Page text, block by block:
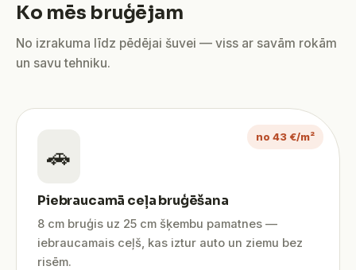
Ko mēs bruģējam
No izrakuma līdz pēdējai šuvei — viss ar savām rokām
un savu tehniku.
no 43 €/m²
🚗
Piebraucamā ceļa bruģēšana
8 cm bruģis uz 25 cm šķembu pamatnes —
iebraucamais ceļš, kas iztur auto un ziemu bez
risēm.